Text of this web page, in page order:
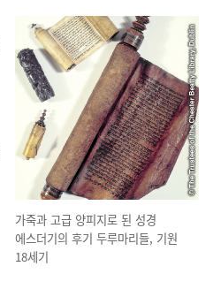
가죽과 고급 양피지로 된 성경
에스더기의 후기 두루마리들, 기원
18세기